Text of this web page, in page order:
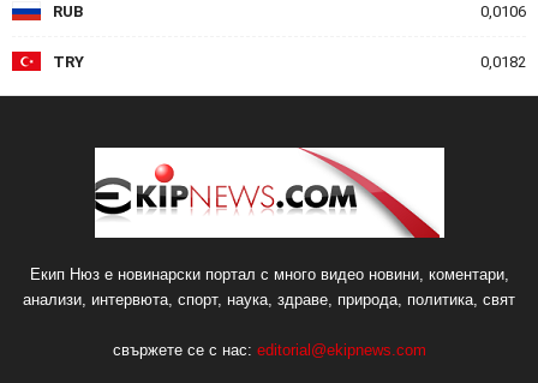
RUB 0,0106
TRY 0,0182
Екип Нюз е новинарски портал с много видео новини, коментари,
анализи, интервюта, спорт, наука, здраве, природа, политика, свят
свържете се с нас: editorial@ekipnews.com